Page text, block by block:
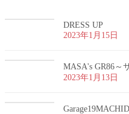
DRESS UP
2023年1月15日
MASA's GR86～
2023年1月13日